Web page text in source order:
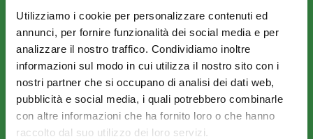
Utilizziamo i cookie per personalizzare contenuti ed
annunci, per fornire funzionalità dei social media e per
analizzare il nostro traffico. Condividiamo inoltre
informazioni sul modo in cui utilizza il nostro sito con i
nostri partner che si occupano di analisi dei dati web,
pubblicità e social media, i quali potrebbero combinarle
con altre informazioni che ha fornito loro o che hanno
raccolto dal suo utilizzo dei loro servizi.
Amministrazione trasparente
COME ADERIRE